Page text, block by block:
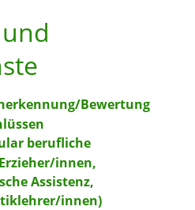
Bewertung
berufliche
innen,
Assistenz,
innen)